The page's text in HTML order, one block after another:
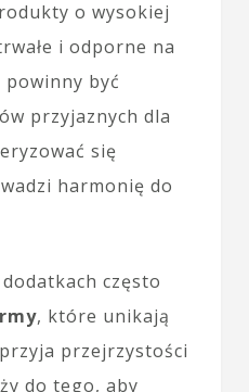
o wysokiej
i odporne na
powinny być
przyjaznych dla
się
harmonię do
często
, które unikają
przejrzystości
do tego, aby